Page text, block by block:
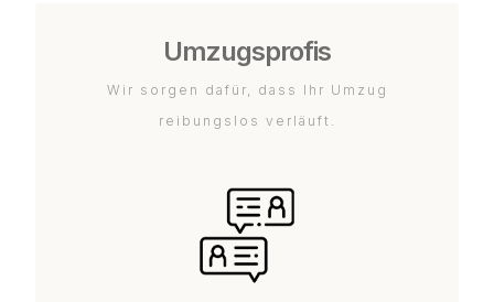
Umzugsprofis
Wir sorgen dafür, dass Ihr Umzug
reibungslos verläuft.